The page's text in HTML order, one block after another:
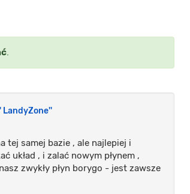
.
LandyZone''
tej samej bazie , ale najlepiej i
układ , i zalać nowym płynem ,
zwykły płyn borygo - jest zawsze